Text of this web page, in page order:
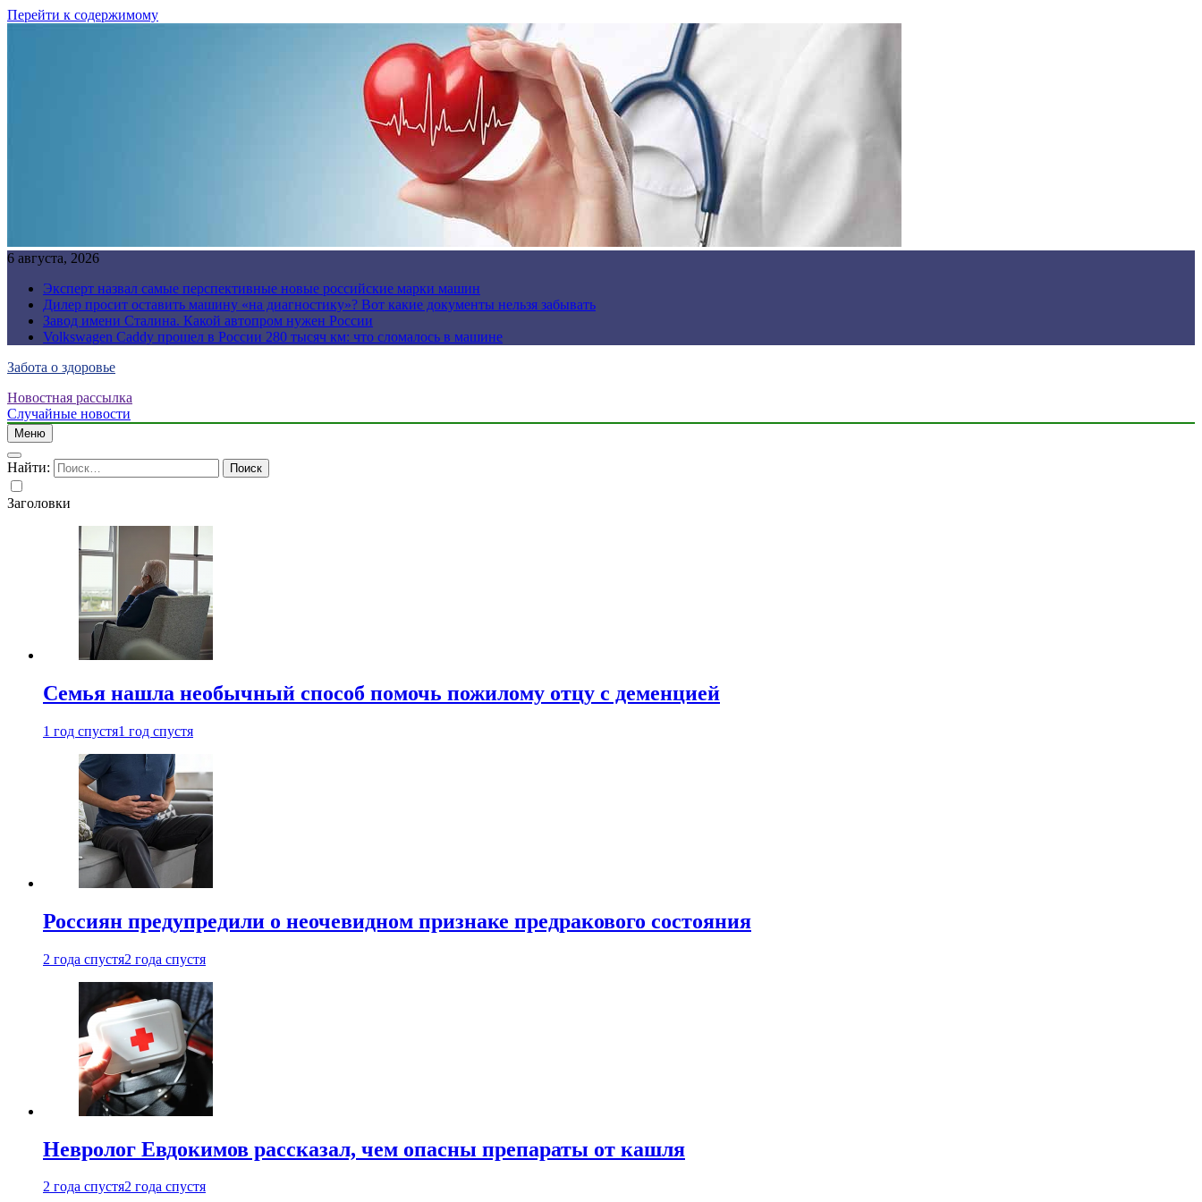
Перейти к содержимому
6 августа, 2026
Эксперт назвал самые перспективные новые российские марки машин
Дилер просит оставить машину «на диагностику»? Вот какие документы нельзя забывать
Завод имени Сталина. Какой автопром нужен России
Volkswagen Caddy прошел в России 280 тысяч км: что сломалось в машине
Забота о здоровье
Новостная рассылка
Случайные новости
Меню
Найти:
Заголовки
Семья нашла необычный способ помочь пожилому отцу с деменцией
1 год спустя1 год спустя
Россиян предупредили о неочевидном признаке предракового состояния
2 года спустя2 года спустя
Невролог Евдокимов рассказал, чем опасны препараты от кашля
2 года спустя2 года спустя